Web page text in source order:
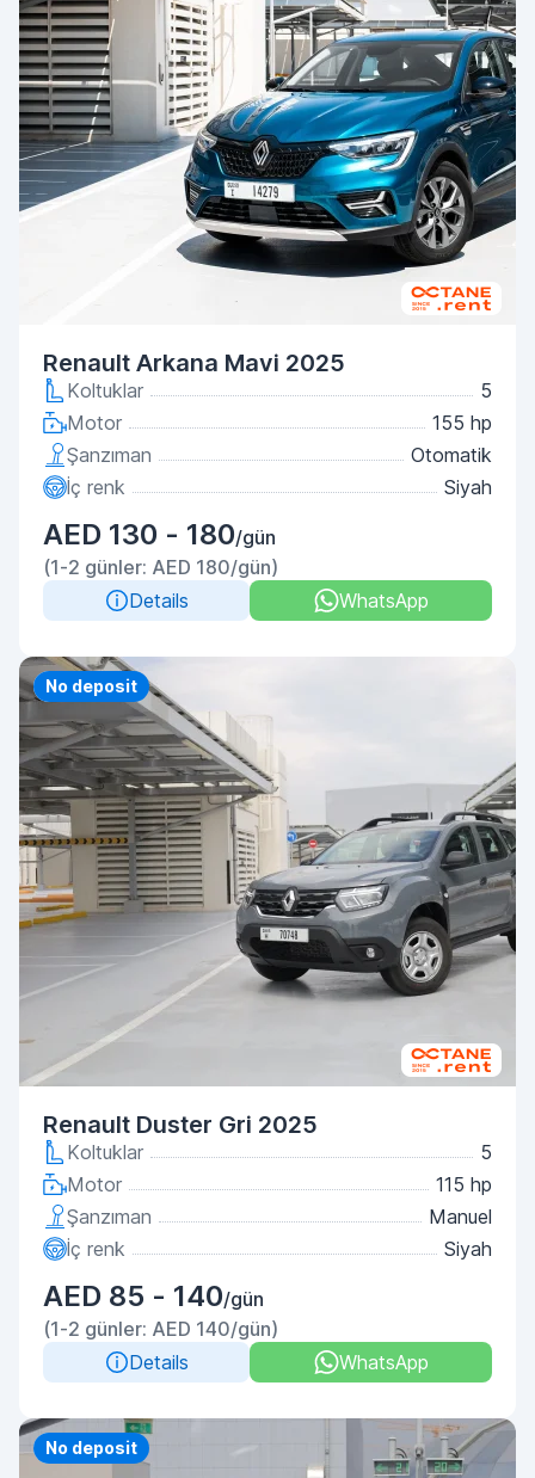
Renault Arkana Mavi 2025
Koltuklar
5
Motor
155 hp
Şanzıman
Otomatik
İç renk
Siyah
AED 130 - 180/gün
(1-2 günler: AED 180/gün)
Details
WhatsApp
Priority
No deposit
Renault Duster Gri 2025
Koltuklar
5
Motor
115 hp
Şanzıman
Manuel
İç renk
Siyah
AED 85 - 140/gün
(1-2 günler: AED 140/gün)
Details
WhatsApp
Priority
No deposit